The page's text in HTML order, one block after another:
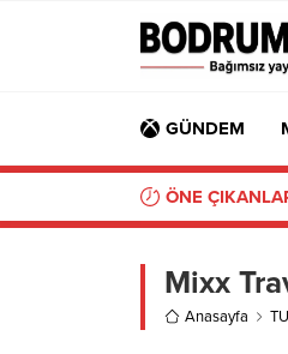
GÜNDEM
ÖNE
Mixx
Anasayfa